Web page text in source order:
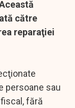
către
reparaţiei
persoane sau
fără